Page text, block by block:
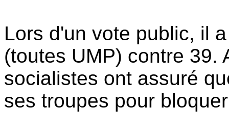
Lors d'un vote public, il
(toutes UMP) contre 39.
socialistes ont assuré
ses troupes pour